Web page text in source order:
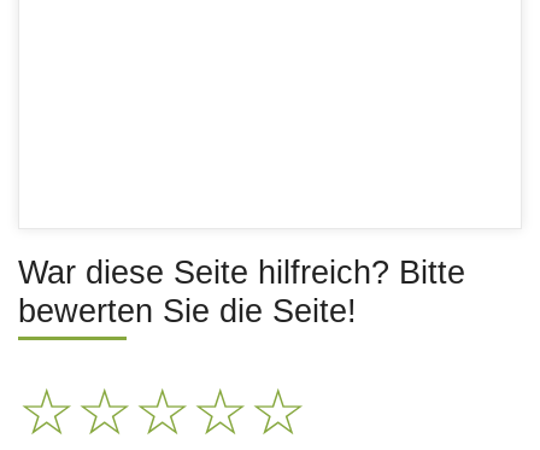
War diese Seite hilfreich? Bitte
bewerten Sie die Seite!
☆☆☆☆☆